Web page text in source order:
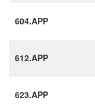
604.APP
612.APP
623.APP